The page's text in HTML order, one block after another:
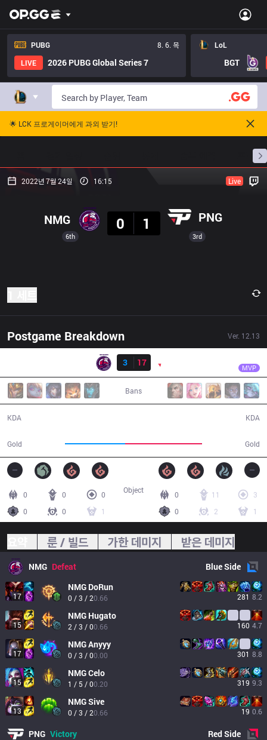
PUBG
8. 6. 목
LIVE
2026 PUBG Global Series 7
LoL
BGT
🌟 LCK 프로게이머에게 과외 받기!
프로빌
2022년 7월 24일 16:15 Live
6th
NMG
0
1 PNG
3rd
Postgame Breakdown Ver. 12.13
3
17 MVP
Bans
KDA
Gold Gold
KDA
0 0
0
0
0 1
0 11
3
0
2 1
Object
룬 / 빌드 가한 데미지 받은 데미지
NMG Defeat BlueSide
17
NMG DoRun
0 / 3 / 20.66 281 8.2
15
NMG Hugato
2 / 3 / 00.66 160 4.7
17
NMGAnyyy
0 / 3 / 00.00 301 8.8
15
NMGCelo
1 / 5 / 00.20 319 9.3
13
NMGSive
0 / 3 / 20.66 19 0.6
PNG Victory RedSide